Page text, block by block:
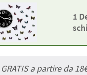
1
a partire da